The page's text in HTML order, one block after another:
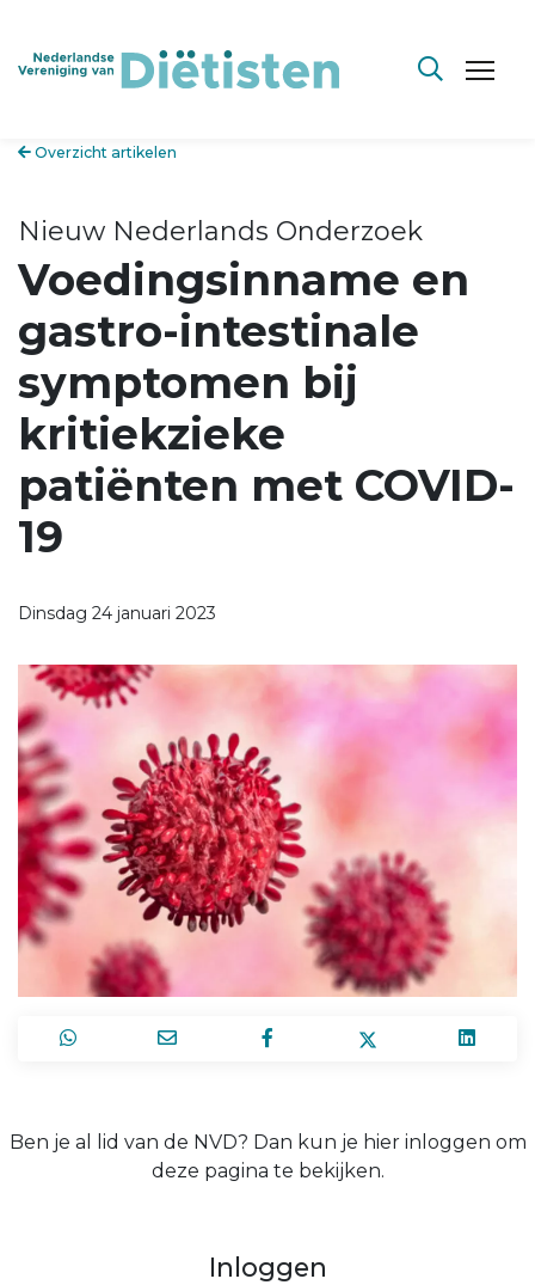
Overzicht artikelen
Nieuw Nederlands Onderzoek
Voedingsinname en
gastro-intestinale
symptomen bij
kritiekzieke
patiënten met COVID-
19
Dinsdag 24 januari 2023
Ben je al lid van de NVD? Dan kun je hier inloggen om
deze pagina te bekijken.
Inloggen